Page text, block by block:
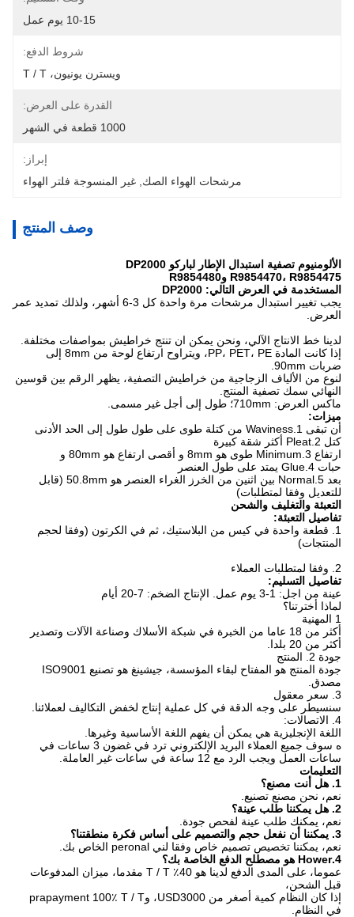
10-15 يوم عمل
شروط الدفع:
ويسترن يونيون، T / T
القدرة على العرض:
1000 قطعة في الشهر
إبراز:
مرشحات الهواء الصك غير المنسوجة فلتر الهواء
وصف المنتج
الألومنيوم تصفية استبدال الإطار لباركو DP2000
R9854470، R9854475 وR9854480
المستخدمة في العرض التالي: DP2000
يجب تغيير استبدال مرشحات مرة واحدة كل 3-6 أشهر، ولذلك تمديد عمر
العرض.
لدينا خط الانتاج الآلي، ونحن يمكن ان تنتج خراطيش بمواصفات مختلفة.
إذا كانت المادة PP، PET، PE، ويتراوح ارتفاع لوحة من 8mm إلى
ضربات 90mm.
لنوع من الألياف الزجاجية من خراطيش التصفية، يظهر الرقم بين قوسين
النهائي سمك تصفية المنتج.
ماكس العرض: 710mm؛
طول إلى أجل غير مسمى.
ميزات:
أن تبقى 1.Waviness من كتلة طوى على طول طول إلى الحد الأدنى
كتل 2.Pleat أكثر شقة كبيرة
ارتفاع 3.Minimum طوى هو 8mm و أقصى ارتفاع هو 80mm و
حبات 4.Glue يمتد على طول العنصر
بعد 5.Normal بين اثنين من الخرز الغراء العنصر هو 50.8mm (قابل
للتعديل وفقا لمتطلبات)
التعبئة والتغليف والشحن
تفاصيل التعبئة:
1. قطعة واحدة في كيس من البلاستيك، ثم في الكرتون (وفقا لحجم
المنتجات)
2. وفقا لمتطلبات العملاء
تفاصيل التسليم:
عينة من اجل: 1-3 يوم عمل.
الإنتاج الضخم: 7-20 أيام
لماذا أخترتنا؟
1 المهنية
أكثر من 18 عاما من الخبرة في شبكة الأسلاك وصناعة الآلات وتصدير
أكثر من 20 بلدا.
جودة 2. المنتج
جودة المنتج هو المفتاح لبقاء المؤسسة، جيشينغ هو تصنيع ISO9001
مصدق.
3. سعر معقول
سنسيطر على وجه الدقة في كل عملية إنتاج لخفض التكاليف لعملائنا.
4. الاتصالات:
اللغة الإنجليزية هي يمكن أن يفهم اللغة الأساسية وغيرها.
ه سوف جميع العملاء البريد الإلكتروني ترد في غضون 3 ساعات في
ساعات العمل ويجب الرد مع 12 ساعة في ساعات غير العاملة.
التعليمات
1. هل أنت مصنع؟
نعم، نحن مصنع تصنيع.
2. هل يمكننا طلب عينة؟
نعم، يمكنك طلب عينة لفحص جودة.
3. يمكننا أن نفعل حجم والتصميم على أساس فكرة منطقتنا؟
نعم، يمكننا تخصيص تصميم خاص وفقا لني peronal الخاص بك.
4.Hower هو مصطلح الدفع الخاصة بك؟
عموما، على المدى الدفع لدينا هو 40٪ T / T مقدما، ميزان المدفوعات
قبل الشحن،
إذا كان النظام كمية أصغر من USD3000، وprapayment 100٪ T / T
في النظام.